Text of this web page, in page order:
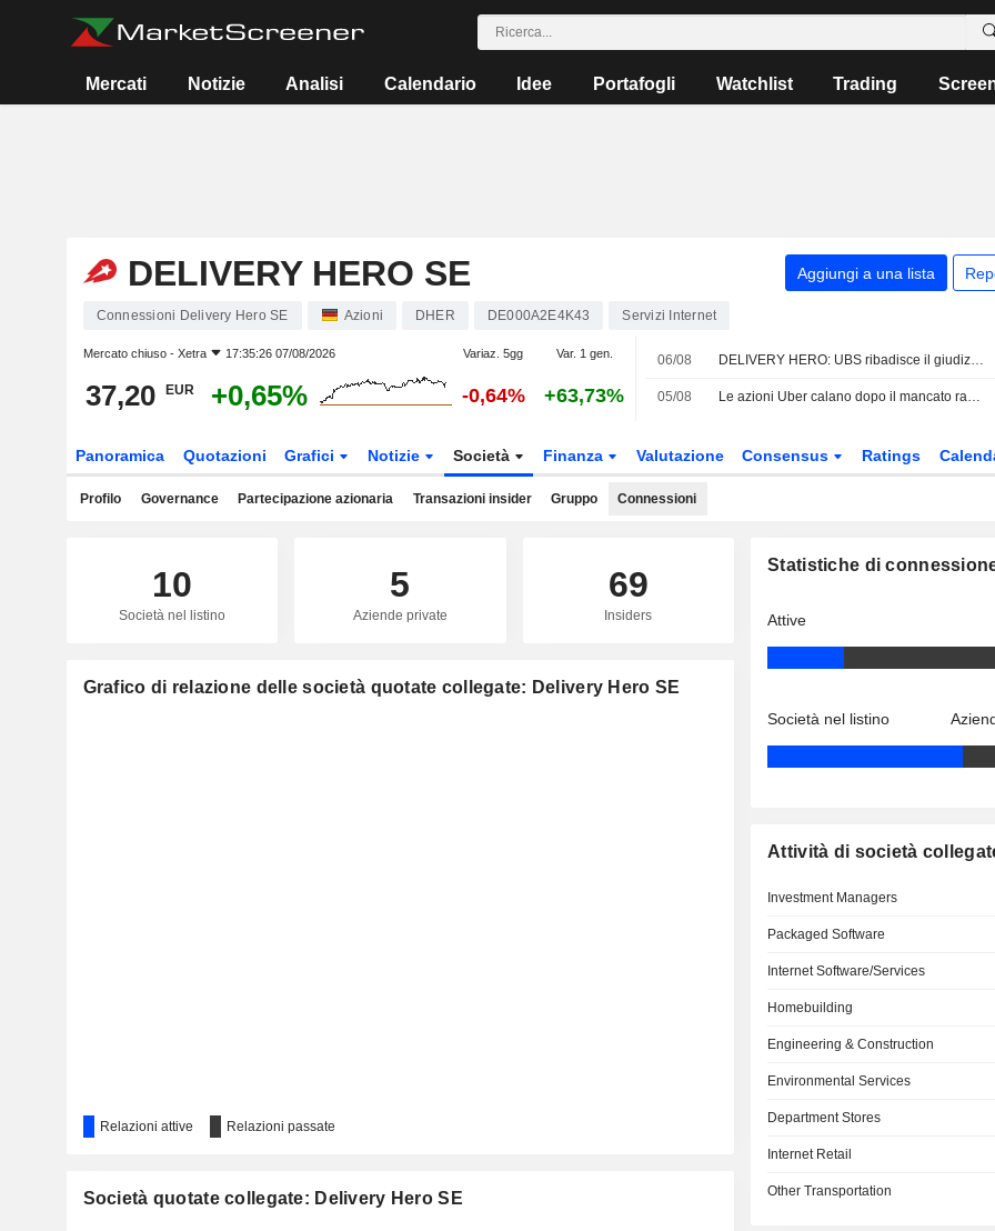
Mercati Notizie Analisi Calendario Idee Portafogli Watchlist Trading
DELIVERY HERO SE Aggiungi a una lista
Connessioni Delivery Hero SE Azioni DHER DE000A2E4K43 Servizi Internet
Mercato chiuso - Xetra 17:35:26 07/08/2026 Variaz. 5gg Var. 1 gen.
37,20 EUR +0,65% -0,64% +63,73%
06/08 DELIVERY HERO: UBS ribadisce il giudizio Neutral
05/08 Le azioni Uber calano dopo il mancato raggiungimento dei ricavi nel secondo trimestre e previsioni deboli sulle prenotazioni
Panoramica Quotazioni Grafici Notizie Società Finanza Valutazione Consensus Ratings
Profilo Governance Partecipazione azionaria Transazioni insider Gruppo Connessioni
10
Società nel listino
5
Aziende private
69
Insiders
Grafico di relazione delle società quotate collegate: Delivery Hero SE
Relazioni attive Relazioni passate
Società quotate collegate: Delivery Hero SE
Statistiche di
Attive
Società nel listino
Attività di società
Investment Managers
Packaged Software
Internet Software/Services
Homebuilding
Engineering & Construction
Environmental Services
Department Stores
Internet Retail
Other Transportation